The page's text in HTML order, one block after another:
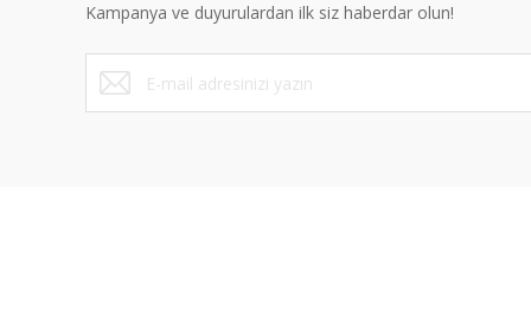
Ürün fiyatı diğer sitelerden daha pahalı.
Bu ürüne benzer farklı alternatifler olmalı.
Kampanya ve duyurulardan ilk siz haberdar olun!